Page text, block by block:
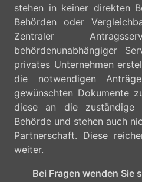
stehen in keiner direkten
Behörden oder
Zentraler
behördenunabhängiger
privates Unternehmen
die notwendigen
gewünschten Dokumente
diese an die
Behörde und stehen auch
Partnerschaft. Diese
weiter.
Bei Fragen wenden Sie